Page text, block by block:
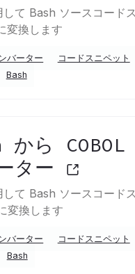
て Bash ソースコード
変換します
バーター コードスニペット
Bash
から COBOL
ター
て Bash ソースコード
変換します
バーター コードスニペット
Bash